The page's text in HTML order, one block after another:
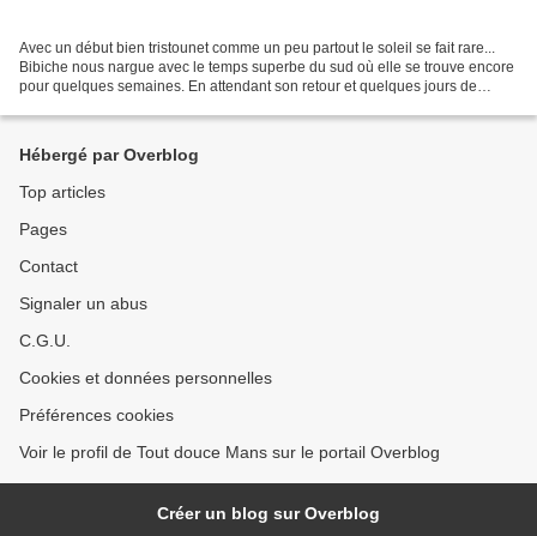
Avec un début bien tristounet comme un peu partout le soleil se fait rare...
Bibiche nous nargue avec le temps superbe du sud où elle se trouve encore
pour quelques semaines. En attendant son retour et quelques jours de
Hébergé par Overblog
Top articles
Pages
Contact
Signaler un abus
C.G.U.
Cookies et données personnelles
Préférences cookies
Voir le profil de Tout douce Mans sur le portail Overblog
Créer un blog sur Overblog